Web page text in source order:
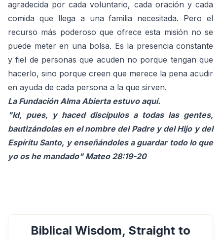
agradecida por cada voluntario, cada oración y cada
comida que llega a una familia necesitada. Pero el
recurso más poderoso que ofrece esta misión no se
puede meter en una bolsa. Es la presencia constante
y fiel de personas que acuden no porque tengan que
hacerlo, sino porque creen que merece la pena acudir
en ayuda de cada persona a la que sirven.
La Fundación Alma Abierta estuvo aquí.
"Id, pues, y haced discípulos a todas las gentes,
bautizándolas en el nombre del Padre y del Hijo y del
Espíritu Santo, y enseñándoles a guardar todo lo que
yo os he mandado" Mateo 28:19-20
Biblical Wisdom, Straight to